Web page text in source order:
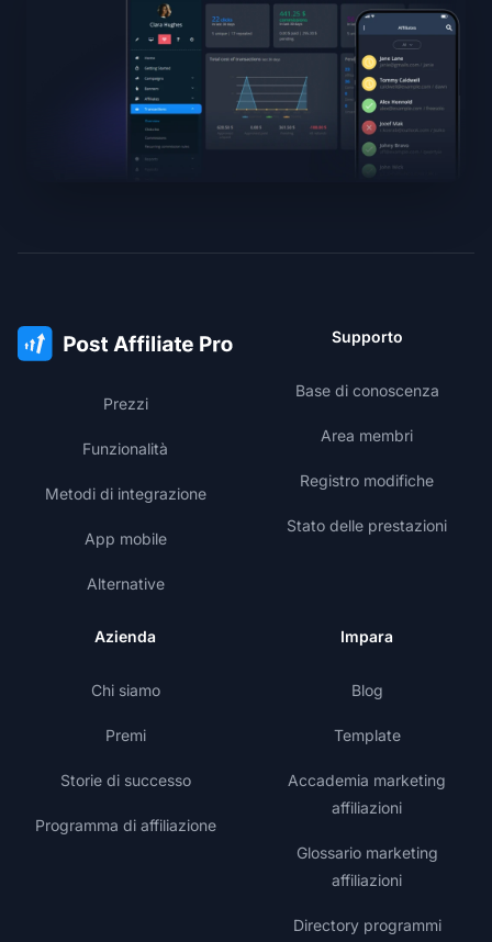
Prezzi
Funzionalità
Metodi di integrazione
App mobile
Alternative
Supporto
Base di conoscenza
Area membri
Registro modifiche
Stato delle prestazioni
Azienda
Chi siamo
Premi
Storie di successo
Programma di affiliazione
Impara
Blog
Template
Accademia marketing
affiliazioni
Glossario marketing
affiliazioni
Directory programmi